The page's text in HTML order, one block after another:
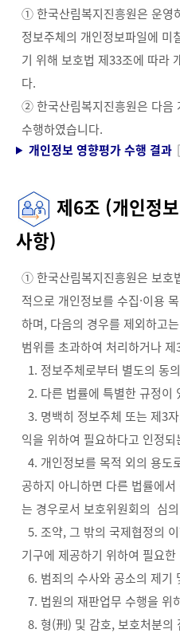
① 한국산림복지진흥원은 운영
정보주체의 개인정보파일에 미
기 위해 보호법 제33조에 따라
다.
② 한국산림복지진흥원은 다음
수행하였습니다.
개인정보 영향평가 수행 결과
제6조 (개인정
사항)
① 한국산림복지진흥원은 보호
적으로 개인정보를 수집·이용
하며, 다음의 경우를 제외하고
범위를 초과하여 처리하거나
1. 정보주체로부터 별도의 동
2. 다른 법률에 특별한 규정이
3. 명백히 정보주체 또는 제3
익을 위하여 필요하다고 인정되
4. 개인정보를 목적 외의 용도
공하지 아니하면 다른 법률에
는 경우로서 보호위원회의 심
5. 조약, 그 밖의 국제협정의
기구에 제공하기 위하여 필요한
6. 범죄의 수사와 공소의 제기
7. 법원의 재판업무 수행을 위
8. 형(刑) 및 감호, 보호처분의